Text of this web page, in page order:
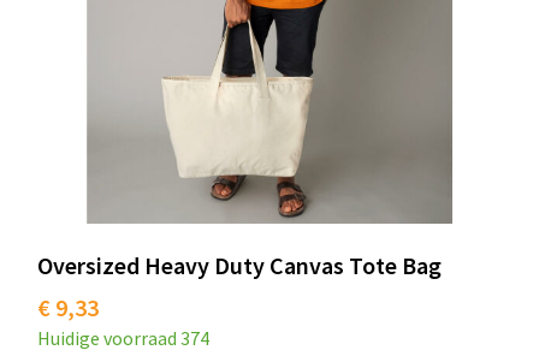
Oversized Heavy Duty Canvas Tote Bag
€ 9,33
Huidige voorraad 374